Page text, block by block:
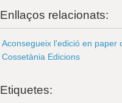
Enllaços relacionats:
Aconsegueix l'edició en paper
Cossetània Edicions
Etiquetes: